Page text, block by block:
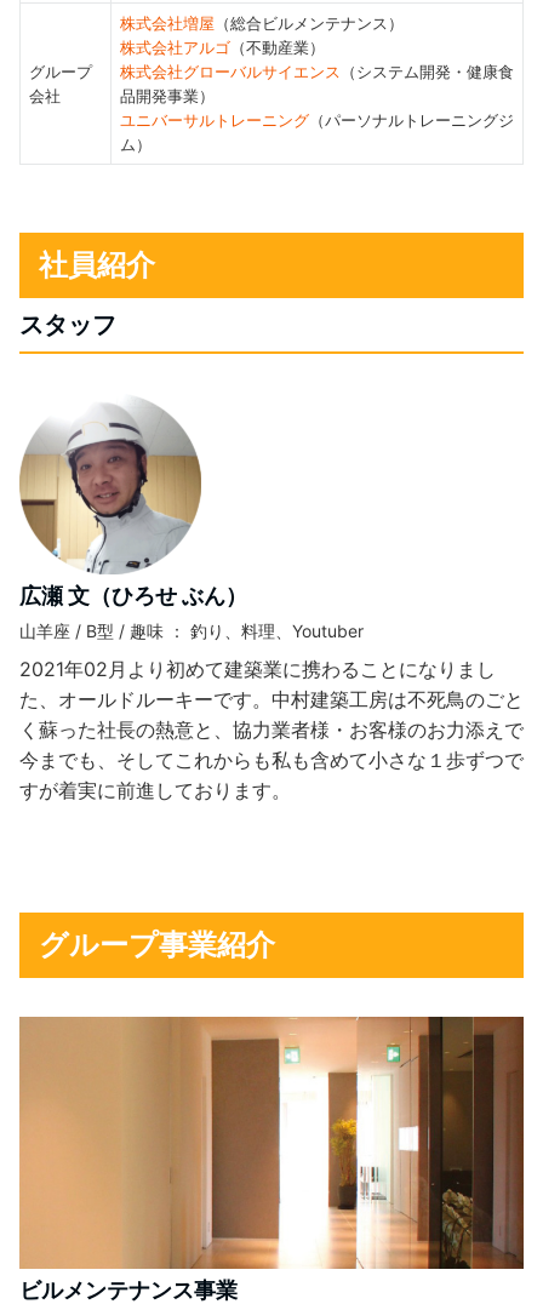
グループ
会社
株式会社増屋 （総合ビルメンテナンス）
株式会社アルゴ（不動産業）
株式会社グローバルサイエンス （システム開発・健康食
品開発事業）
ユニバーサルトレーニング（パーソナルトレーニングジ
ム）
社員紹介
スタッフ
広瀬 文（ひろせ ぶん）
山羊座 / B型 / 趣味 ： 釣り、料理、Youtuber
2021年02月より初めて建築業に携わることになりまし
た、オールドルーキーです。中村建築工房は不死鳥のごと
く蘇った社長の熱意と、協力業者様・お客様のお力添えで
今までも、そしてこれからも私も含めて小さな１歩ずつで
すが着実に前進しております。
グループ事業紹介
ビルメンテナンス事業